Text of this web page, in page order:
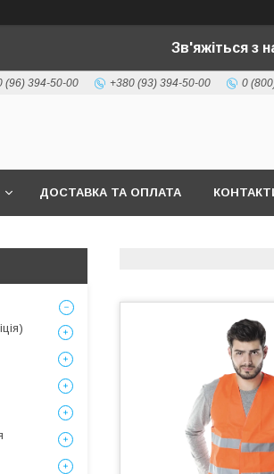
Зв'яжіться з
(96) 394-50-00 +380 (93) 394-50-00 0
ДОСТАВКА ТА ОПЛАТА